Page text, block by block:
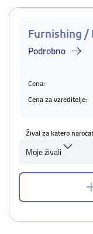
Furnishing /
Podrobno
Cena:
Cena za vzreditelje:
Žival za katero
Moje živali